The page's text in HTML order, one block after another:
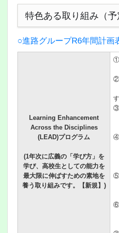
特色ある取り組み（予
○進路グループR6年間計画
Learning Enhancement
Across the Disciplines
(LEAD)プログラム
(1年次に広義の「学び方」を
学び、高校生としての能力を
最大限に伸ばすための素地を
養う取り組みです。【新規】)
①
②
す
③
④
⑤
⑥